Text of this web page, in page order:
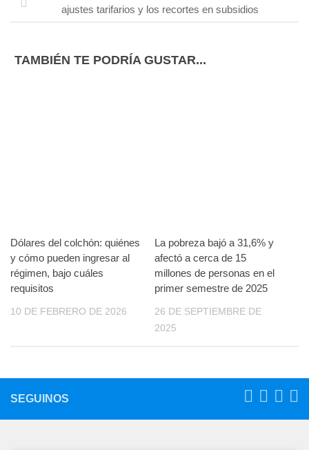
ajustes tarifarios y los recortes en subsidios
TAMBIÉN TE PODRÍA GUSTAR...
Dólares del colchón: quiénes
y cómo pueden ingresar al
régimen, bajo cuáles
requisitos
10 DE FEBRERO DE 2026
La pobreza bajó a 31,6% y
afectó a cerca de 15
millones de personas en el
primer semestre de 2025
26 DE SEPTIEMBRE DE
2025
SEGUINOS